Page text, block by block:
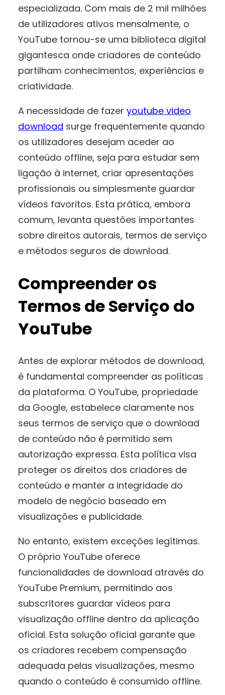
especializada. Com mais de 2 mil milhões
de utilizadores ativos mensalmente, o
YouTube tornou-se uma biblioteca digital
gigantesca onde criadores de conteúdo
partilham conhecimentos, experiências e
criatividade.
A necessidade de fazer youtube video
download surge frequentemente quando
os utilizadores desejam aceder ao
conteúdo offline, seja para estudar sem
ligação à internet, criar apresentações
profissionais ou simplesmente guardar
vídeos favoritos. Esta prática, embora
comum, levanta questões importantes
sobre direitos autorais, termos de serviço
e métodos seguros de download.
Compreender os
Termos de Serviço do
YouTube
Antes de explorar métodos de download,
é fundamental compreender as políticas
da plataforma. O YouTube, propriedade
da Google, estabelece claramente nos
seus termos de serviço que o download
de conteúdo não é permitido sem
autorização expressa. Esta política visa
proteger os direitos dos criadores de
conteúdo e manter a integridade do
modelo de negócio baseado em
visualizações e publicidade.
No entanto, existem exceções legítimas.
O próprio YouTube oferece
funcionalidades de download através do
YouTube Premium, permitindo aos
subscritores guardar vídeos para
visualização offline dentro da aplicação
oficial. Esta solução oficial garante que
os criadores recebem compensação
adequada pelas visualizações, mesmo
quando o conteúdo é consumido offline.